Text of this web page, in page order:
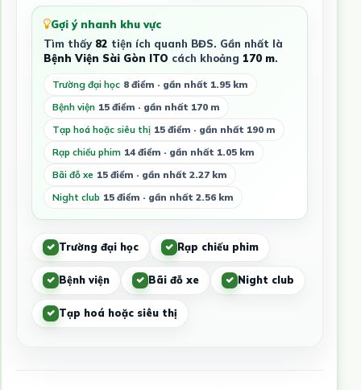
Gợi ý nhanh khu vực
Tìm thấy 82 tiện ích quanh BĐS. Gần nhất là
Bệnh Viện Sài Gòn ITO cách khoảng 170 m.
Trường đại học 8 điểm · gần nhất 1.95 km
Bệnh viện 15 điểm · gần nhất 170 m
Tạp hoá hoặc siêu thị 15 điểm · gần nhất 190 m
Rạp chiếu phim 14 điểm · gần nhất 1.05 km
Bãi đỗ xe 15 điểm · gần nhất 2.27 km
Night club 15 điểm · gần nhất 2.56 km
Trường đại học Rạp chiếu phim
Bệnh viện Bãi đỗ xe Night club
Tạp hoá hoặc siêu thị